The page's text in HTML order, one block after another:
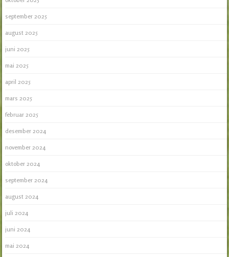
september 2025
august 2025
juni 2025
mai 2025
april 2025
mars 2025
februar 2025
desember 2024
november 2024
oktober 2024
september 2024
august 2024
juli 2024
juni 2024
mai 2024